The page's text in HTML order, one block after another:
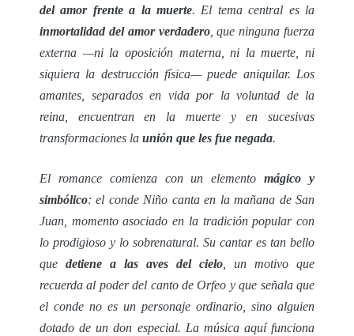
del amor frente a la muerte. El tema central es la
inmortalidad del amor verdadero, que ninguna fuerza
externa —ni la oposición materna, ni la muerte, ni
siquiera la destrucción física— puede aniquilar. Los
amantes, separados en vida por la voluntad de la
reina, encuentran en la muerte y en sucesivas
transformaciones la unión que les fue negada.
El romance comienza con un elementomágico y
simbólico: el conde Niño canta en la mañana de San
Juan, momento asociado en la tradición popular con
lo prodigioso y lo sobrenatural. Su cantar es tan bello
que detiene a las aves del cielo , un motivo que
recuerda al poder del canto de Orfeo y que señala que
el conde no es un personaje ordinario, sino alguien
dotado de un don especial. La música aquí funciona